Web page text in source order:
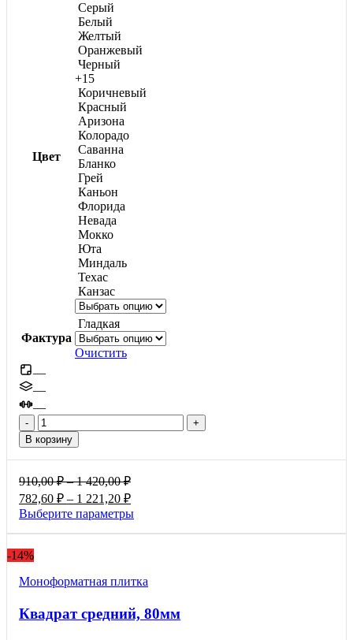
Цвет
Серый
Белый
Желтый
Оранжевый
Черный
+15
Коричневый
Красный
Аризона
Колорадо
Саванна
Бланко
Грей
Каньон
Флорида
Невада
Мокко
Юта
Миндаль
Техас
Канзас
Фактура
Гладкая
Очистить
—
—
—
Количество
товара
Кирпич,
60мм
В корзину
910,00₽ – 1 420,00₽Диапазон
цен:
910,00 ₽
–
1
782,60 ₽ – 1 221,20 ₽Диапазон
цен:
Выберите параметрыЭтот
Опции
выбрать
-14%
Моноформатнaя плитка
Квадрат средний, 80мм